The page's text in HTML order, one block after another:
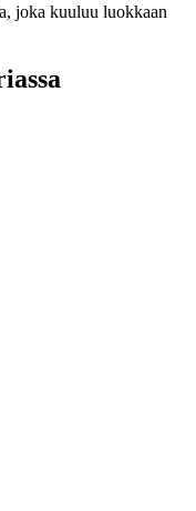
joka kuuluu luokkaan